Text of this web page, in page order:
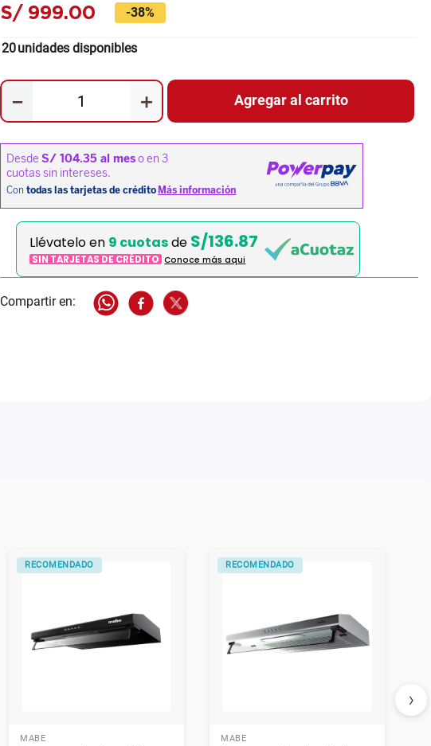
S/ 999.00 -38%
20unidades disponibles
＋
－ Agregar al carrito
Llévatelo en 9 cuotasde S/136.87
SIN TARJETAS DE CRÉDITO Conoce más aqui
RECOMENDADO
MABE
RECOMENDADO
MABE
›